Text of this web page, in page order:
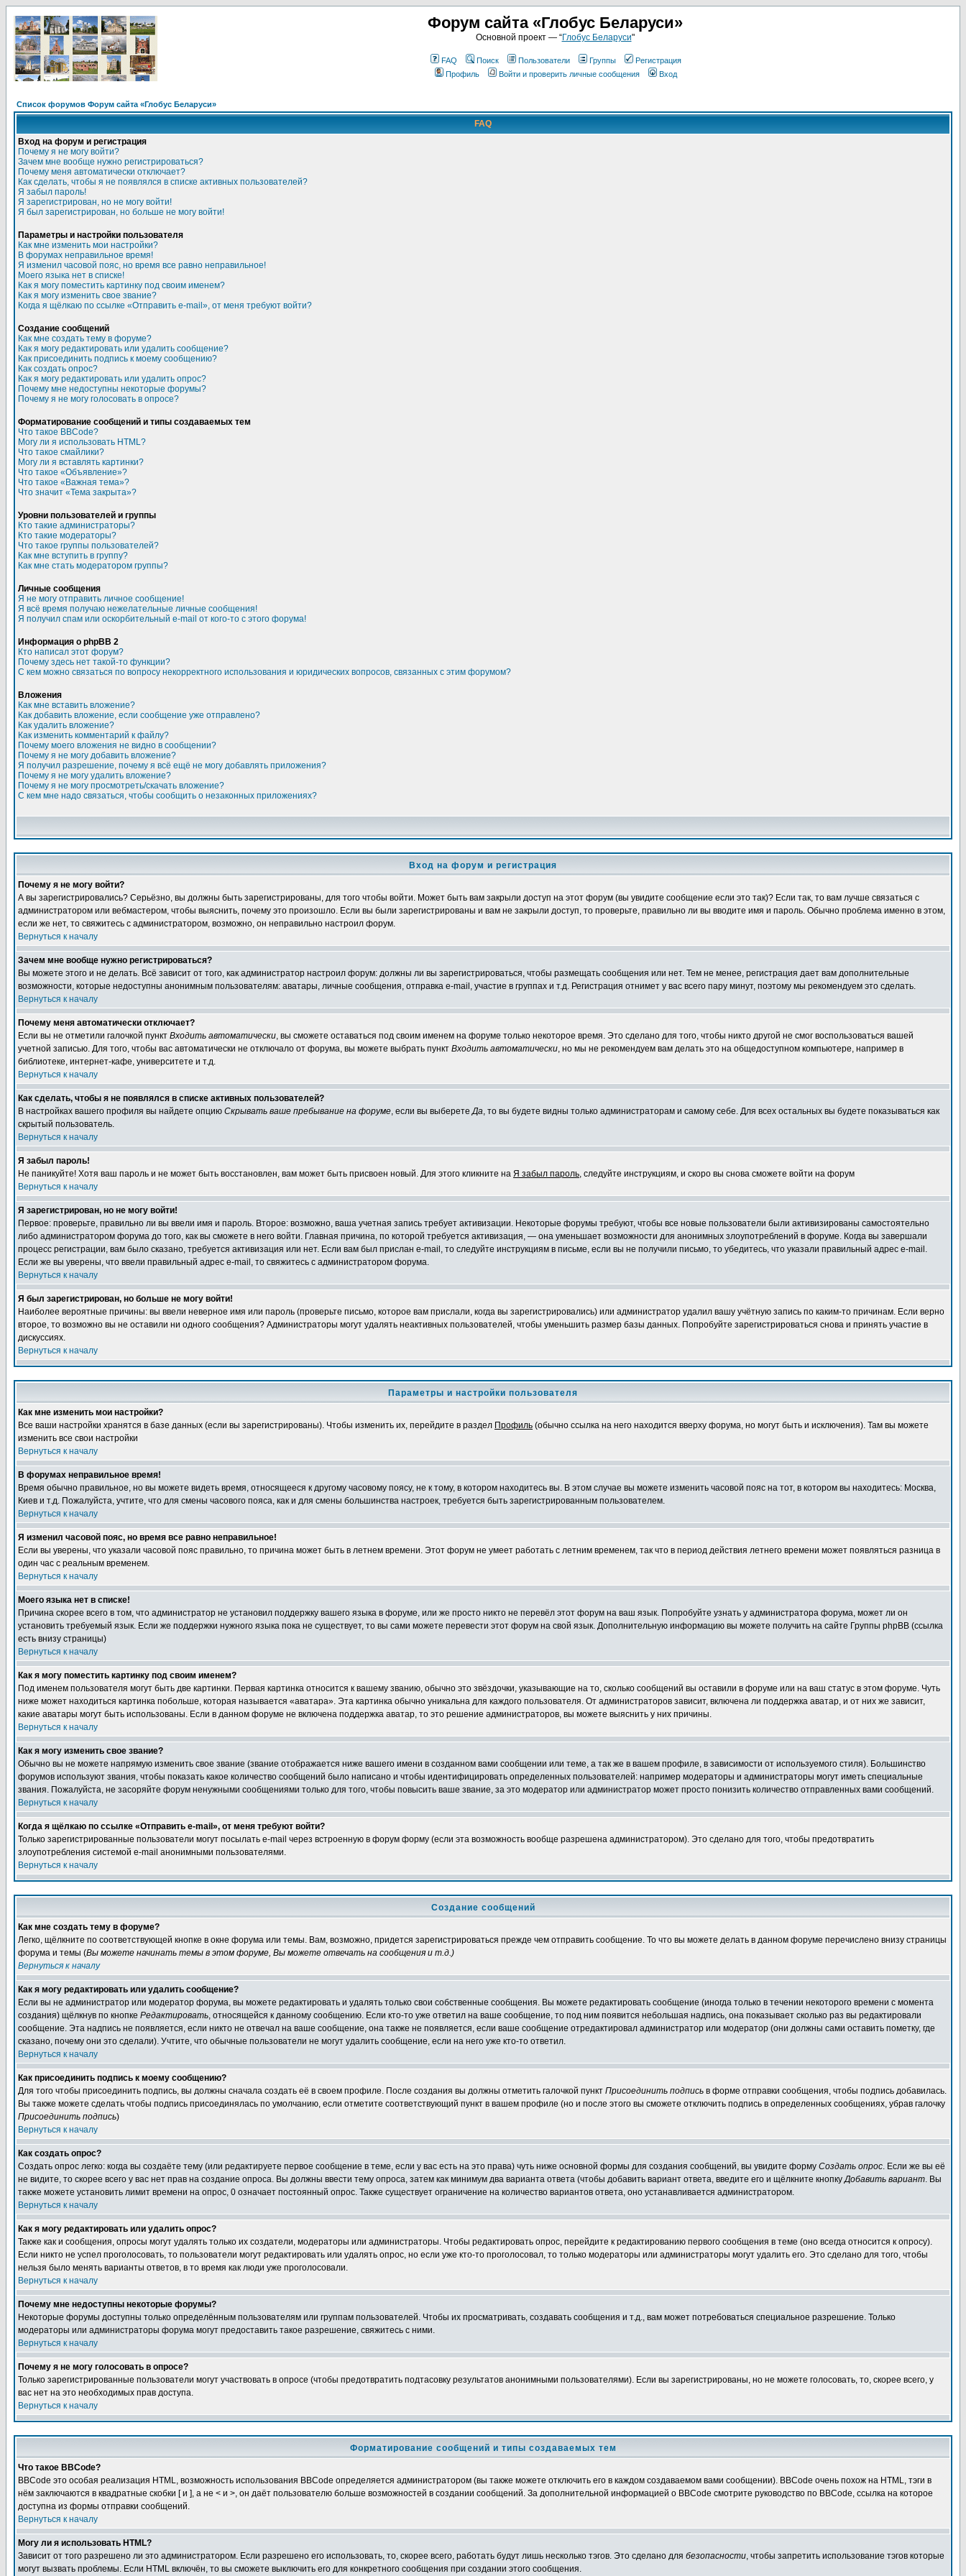
Форум сайта «Глобус Беларуси»
Основной проект — “Глобус Беларуси"
FAQ Поиск Пользователи Группы
Регистрация
Профиль
Войти и проверить личные сообщения Вход
Список форумов Форум сайта «Глобус Беларуси»
FAQ
Вход на форум и регистрация
Почему я не могу войти?
Зачем мне вообще нужно регистрироваться?
Почему меня автоматически отключает?
Как сделать, чтобы я не появлялся в списке активных пользователей?
Я забыл пароль!
Я зарегистрирован, но не могу войти!
Я был зарегистрирован, но больше не могу войти!
Параметры и настройки пользователя
Как мне изменить мои настройки?
В форумах неправильное время!
Я изменил часовой пояс, но время все равно неправильное!
Моего языка нет в списке!
Как я могу поместить картинку под своим именем?
Как я могу изменить свое звание?
Когда я щёлкаю по ссылке «Отправить e-mail», от меня требуют войти?
Создание сообщений
Как мне создать тему в форуме?
Как я могу редактировать или удалить сообщение?
Как присоединить подпись к моему сообщению?
Как создать опрос?
Как я могу редактировать или удалить опрос?
Почему мне недоступны некоторые форумы?
Почему я не могу голосовать в опросе?
Форматирование сообщений и типы создаваемых тем
Что такое BBCode?
Могу ли я использовать HTML?
Что такое смайлики?
Могу ли я вставлять картинки?
Что такое «Объявление»?
Что такое «Важная тема»?
Что значит «Тема закрыта»?
Уровни пользователей и группы
Кто такие администраторы?
Кто такие модераторы?
Что такое группы пользователей?
Как мне вступить в группу?
Как мне стать модератором группы?
Личные сообщения
Я не могу отправить личное сообщение!
Я всё время получаю нежелательные личные сообщения!
Я получил спам или оскорбительный e-mail от кого-то с этого форума!
Информация о phpBB 2
Кто написал этот форум?
Почему здесь нет такой-то функции?
С кем можно связаться по вопросу некорректного использования и юридических вопросов, связанных с этим форумом?
Вложения
Как мне вставить вложение?
Как добавить вложение, если сообщение уже отправлено?
Как удалить вложение?
Как изменить комментарий к файлу?
Почему моего вложения не видно в сообщении?
Почему я не могу добавить вложение?
Я получил разрешение, почему я всё ещё не могу добавлять приложения?
Почему я не могу удалить вложение?
Почему я не могу просмотреть/скачать вложение?
С кем мне надо связаться, чтобы сообщить о незаконных приложениях?
Вход на форум и регистрация
Почему я не могу войти?
А вы зарегистрировались? Серьёзно, вы должны быть зарегистрированы, для того чтобы войти. Может быть вам закрыли доступ на этот форум (вы увидите сообщение если это так)? Если так, то вам лучше связаться с
администратором или вебмастером, чтобы выяснить, почему это произошло. Если вы были зарегистрированы и вам не закрыли доступ, то проверьте, правильно ли вы вводите имя и пароль. Обычно проблема именно в этом,
если же нет, то свяжитесь с администратором, возможно, он неправильно настроил форум.
Вернуться к началу
Зачем мне вообще нужно регистрироваться?
Вы можете этого и не делать. Всё зависит от того, как администратор настроил форум: должны ли вы зарегистрироваться, чтобы размещать сообщения или нет. Тем не менее, регистрация дает вам дополнительные
возможности, которые недоступны анонимным пользователям: аватары, личные сообщения, отправка e-mail, участие в группах и т.д. Регистрация отнимет у вас всего пару минут, поэтому мы рекомендуем это сделать.
Вернуться к началу
Почему меня автоматически отключает?
Если вы не отметили галочкой пункт Входить автоматически, вы сможете оставаться под своим именем на форуме только некоторое время. Это сделано для того, чтобы никто другой не смог воспользоваться вашей
учетной записью. Для того, чтобы вас автоматически не отключало от форума, вы можете выбрать пункт Входить автоматически, но мы не рекомендуем вам делать это на общедоступном компьютере, например в
библиотеке, интернет-кафе, университете и т.д.
Вернуться к началу
Как сделать, чтобы я не появлялся в списке активных пользователей?
В настройках вашего профиля вы найдете опцию Скрывать ваше пребывание на форуме, если вы выберетеДа, то вы будете видны только администраторам и самому себе. Для всех остальных вы будете показываться как
скрытый пользователь.
Вернуться к началу
Я забыл пароль!
Не паникуйте! Хотя ваш пароль и не может быть восстановлен, вам может быть присвоен новый. Для этого кликните на Я забыл пароль, следуйте инструкциям, и скоро вы снова сможете войти на форум
Вернуться к началу
Я зарегистрирован, но не могу войти!
Первое: проверьте, правильно ли вы ввели имя и пароль. Второе: возможно, ваша учетная запись требует активизации. Некоторые форумы требуют, чтобы все новые пользователи были активизированы самостоятельно
либо администратором форума до того, как вы сможете в него войти. Главная причина, по которой требуется активизация, — она уменьшает возможности для анонимных злоупотреблений в форуме. Когда вы завершали
процесс регистрации, вам было сказано, требуется активизация или нет. Если вам был прислан e-mail, то следуйте инструкциям в письме, если вы не получили письмо, то убедитесь, что указали правильный адрес e-mail.
Если же вы уверены, что ввели правильный адрес e-mail, то свяжитесь с администратором форума.
Вернуться к началу
Я был зарегистрирован, но больше не могу войти!
Наиболее вероятные причины: вы ввели неверное имя или пароль (проверьте письмо, которое вам прислали, когда вы зарегистрировались) или администратор удалил вашу учётную запись по каким-то причинам. Если верно
второе, то возможно вы не оставили ни одного сообщения? Администраторы могут удалять неактивных пользователей, чтобы уменьшить размер базы данных. Попробуйте зарегистрироваться снова и принять участие в
дискуссиях.
Вернуться к началу
Параметры и настройки пользователя
Как мне изменить мои настройки?
Все ваши настройки хранятся в базе данных (если вы зарегистрированы). Чтобы изменить их, перейдите в раздел Профиль (обычно ссылка на него находится вверху форума, но могут быть и исключения). Там вы можете
изменить все свои настройки
Вернуться к началу
В форумах неправильное время!
Время обычно правильное, но вы можете видеть время, относящееся к другому часовому поясу, не к тому, в котором находитесь вы. В этом случае вы можете изменить часовой пояс на тот, в котором вы находитесь: Москва,
Киев и т.д. Пожалуйста, учтите, что для смены часового пояса, как и для смены большинства настроек, требуется быть зарегистрированным пользователем.
Вернуться к началу
Я изменил часовой пояс, но время все равно неправильное!
Если вы уверены, что указали часовой пояс правильно, то причина может быть в летнем времени. Этот форум не умеет работать с летним временем, так что в период действия летнего времени может появляться разница в
один час с реальным временем.
Вернуться к началу
Моего языка нет в списке!
Причина скорее всего в том, что администратор не установил поддержку вашего языка в форуме, или же просто никто не перевёл этот форум на ваш язык. Попробуйте узнать у администратора форума, может ли он
установить требуемый язык. Если же поддержки нужного языка пока не существует, то вы сами можете перевести этот форум на свой язык. Дополнительную информацию вы можете получить на сайте Группы phpBB (ссылка
есть внизу страницы)
Вернуться к началу
Как я могу поместить картинку под своим именем?
Под именем пользователя могут быть две картинки. Первая картинка относится к вашему званию, обычно это звёздочки, указывающие на то, сколько сообщений вы оставили в форуме или на ваш статус в этом форуме. Чуть
ниже может находиться картинка побольше, которая называется «аватара». Эта картинка обычно уникальна для каждого пользователя. От администраторов зависит, включена ли поддержка аватар, и от них же зависит,
какие аватары могут быть использованы. Если в данном форуме не включена поддержка аватар, то это решение администраторов, вы можете выяснить у них причины.
Вернуться к началу
Как я могу изменить свое звание?
Обычно вы не можете напрямую изменить свое звание (звание отображается ниже вашего имени в созданном вами сообщении или теме, а так же в вашем профиле, в зависимости от используемого стиля). Большинство
форумов используют звания, чтобы показать какое количество сообщений было написано и чтобы идентифицировать определенных пользователей: например модераторы и администраторы могут иметь специальные
звания. Пожалуйста, не засоряйте форум ненужными сообщениями только для того, чтобы повысить ваше звание, за это модератор или администратор может просто понизить количество отправленных вами сообщений.
Вернуться к началу
Когда я щёлкаю по ссылке «Отправить e-mail», от меня требуют войти?
Только зарегистрированные пользователи могут посылать e-mail через встроенную в форум форму (если эта возможность вообще разрешена администратором). Это сделано для того, чтобы предотвратить
злоупотребления системой e-mail анонимными пользователями.
Вернуться к началу
Создание сообщений
Как мне создать тему в форуме?
Легко, щёлкните по соответствующей кнопке в окне форума или темы. Вам, возможно, придется зарегистрироваться прежде чем отправить сообщение. То что вы можете делать в данном форуме перечислено внизу страницы
форума и темы (Вы можете начинать темы в этом форуме, Вы можете отвечать на сообщения и т.д.)
Вернуться к началу
Как я могу редактировать или удалить сообщение?
Если вы не администратор или модератор форума, вы можете редактировать и удалять только свои собственные сообщения. Вы можете редактировать сообщение (иногда только в течении некоторого времени с момента
создания) щёлкнув по кнопке Редактировать, относящейся к данному сообщению. Если кто-то уже ответил на ваше сообщение, то под ним появится небольшая надпись, она показывает сколько раз вы редактировали
сообщение. Эта надпись не появляется, если никто не отвечал на ваше сообщение, она также не появляется, если ваше сообщение отредактировал администратор или модератор (они должны сами оставить пометку, где
сказано, почему они это сделали). Учтите, что обычные пользователи не могут удалить сообщение, если на него уже кто-то ответил.
Вернуться к началу
Как присоединить подпись к моему сообщению?
Для того чтобы присоединить подпись, вы должны сначала создать её в своем профиле. После создания вы должны отметить галочкой пункт Присоединить подпись в форме отправки сообщения, чтобы подпись добавилась.
Вы также можете сделать чтобы подпись присоединялась по умолчанию, если отметите соответствующий пункт в вашем профиле (но и после этого вы сможете отключить подпись в определенных сообщениях, убрав галочку
Присоединить подпись)
Вернуться к началу
Как создать опрос?
Создать опрос легко: когда вы создаёте тему (или редактируете первое сообщение в теме, если у вас есть на это права) чуть ниже основной формы для создания сообщений, вы увидите форму Создать опрос. Если же вы её
не видите, то скорее всего у вас нет прав на создание опроса. Вы должны ввести тему опроса, затем как минимум два варианта ответа (чтобы добавить вариант ответа, введите его и щёлкните кнопкуДобавить вариант. Вы
также можете установить лимит времени на опрос, 0 означает постоянный опрос. Также существует ограничение на количество вариантов ответа, оно устанавливается администратором.
Вернуться к началу
Как я могу редактировать или удалить опрос?
Также как и сообщения, опросы могут удалять только их создатели, модераторы или администраторы. Чтобы редактировать опрос, перейдите к редактированию первого сообщения в теме (оно всегда относится к опросу).
Если никто не успел проголосовать, то пользователи могут редактировать или удалять опрос, но если уже кто-то проголосовал, то только модераторы или администраторы могут удалить его. Это сделано для того, чтобы
нельзя было менять варианты ответов, в то время как люди уже проголосовали.
Вернуться к началу
Почему мне недоступны некоторые форумы?
Некоторые форумы доступны только определённым пользователям или группам пользователей. Чтобы их просматривать, создавать сообщения и т.д., вам может потребоваться специальное разрешение. Только
модераторы или администраторы форума могут предоставить такое разрешение, свяжитесь с ними.
Вернуться к началу
Почему я не могу голосовать в опросе?
Только зарегистрированные пользователи могут участвовать в опросе (чтобы предотвратить подтасовку результатов анонимными пользователями). Если вы зарегистрированы, но не можете голосовать, то, скорее всего, у
вас нет на это необходимых прав доступа.
Вернуться к началу
Форматирование сообщений и типы создаваемых тем
Что такое BBCode?
BBCode это особая реализация HTML, возможность использования BBCode определяется администратором (вы также можете отключить его в каждом создаваемом вами сообщении). BBCode очень похож на HTML, тэги в
нём заключаются в квадратные скобки [ и ], а не < и >, он даёт пользователю больше возможностей в создании сообщений. За дополнительной информацией о BBCode смотрите руководство по BBCode, ссылка на которое
доступна из формы отправки сообщений.
Вернуться к началу
Могу ли я использовать HTML?
Зависит от того разрешено ли это администратором. Если разрешено его использовать, то, скорее всего, работать будут лишь несколько тэгов. Это сделано для безопасности, чтобы запретить использование тэгов которые
могут вызвать проблемы. Если HTML включён, то вы сможете выключить его для конкретного сообщения при создании этого сообщения.